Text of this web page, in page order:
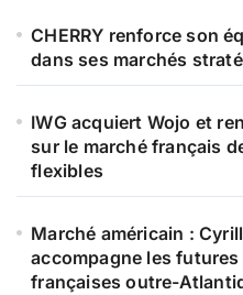
CHERRY renforce son
dans ses marchés
IWG acquiert Wojo et
sur le marché français
flexibles
Marché américain :
accompagne les
françaises outre-